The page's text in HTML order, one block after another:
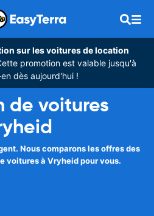
sur les voitures de location
promotion est valable jusqu'à
dès aujourd'hui !
de voitures
Nous comparons les offres des
voitures à Vryheid pour vous.